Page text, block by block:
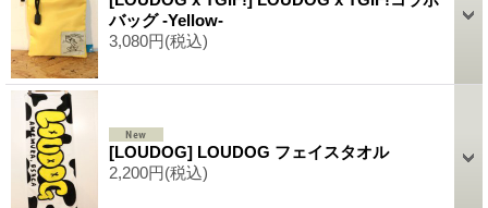
バッグ -Yellow-
3,080円(税込)
[LOUDOG] LOUDOG フェイスタオル
2,200円(税込)